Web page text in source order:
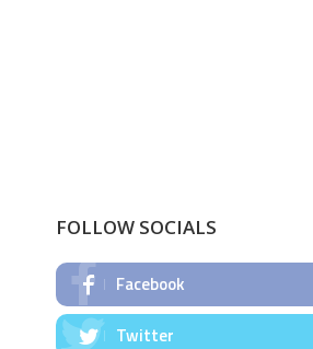
FOLLOW SOCIALS
Facebook
Twitter